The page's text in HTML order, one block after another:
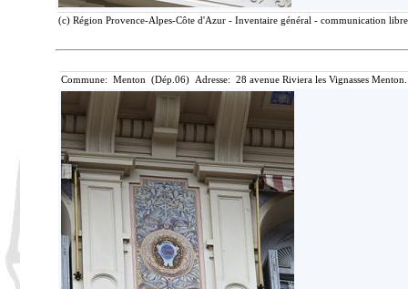
(c) Région Provence-Alpes-Côte d'Azur - Inventaire général - communication
Commune: Menton (Dép.06) Adresse: 28 avenue Riviera les Vignasses